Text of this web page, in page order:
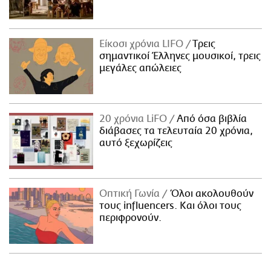
Είκοσι χρόνια LIFO
Tρεις
σημαντικοί Έλληνες μουσικοί, τρεις
μεγάλες απώλειες
20 χρόνια LiFO
Από όσα βιβλία
διάβασες τα τελευταία 20 χρόνια,
αυτό ξεχωρίζεις
Οπτική Γωνία
Όλοι ακολουθούν
τους influencers. Και όλοι τους
περιφρονούν.